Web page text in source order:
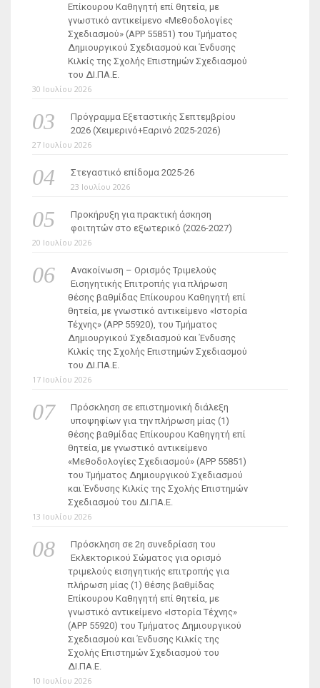
Επίκουρου Καθηγητή επί θητεία, με
γνωστικό αντικείμενο «Μεθοδολογίες
Σχεδιασμού» (ΑΡΡ 55851) του Τμήματος
Δημιουργικού Σχεδιασμού και Ένδυσης
Κιλκίς της Σχολής Επιστημών Σχεδιασμού
του ΔΙ.ΠΑ.Ε.
30 Ιουλίου 2026
Πρόγραμμα Εξεταστικής Σεπτεμβρίου
2026 (Χειμερινό+Εαρινό 2025-2026)
27 Ιουλίου 2026
Στεγαστικό επίδομα 2025-26
23 Ιουλίου 2026
Προκήρυξη για πρακτική άσκηση
φοιτητών στο εξωτερικό (2026-2027)
20 Ιουλίου 2026
Ανακοίνωση – Ορισμός Τριμελούς
Εισηγητικής Επιτροπής για πλήρωση
θέσης βαθμίδας Επίκουρου Καθηγητή επί
θητεία, με γνωστικό αντικείμενο «Ιστορία
Τέχνης» (ΑΡΡ 55920), του Τμήματος
Δημιουργικού Σχεδιασμού και Ένδυσης
Κιλκίς της Σχολής Επιστημών Σχεδιασμού
του ΔΙ.ΠΑ.Ε.
17 Ιουλίου 2026
Πρόσκληση σε επιστημονική διάλεξη
υποψηφίων για την πλήρωση μίας (1)
θέσης βαθμίδας Επίκουρου Καθηγητή επί
θητεία, με γνωστικό αντικείμενο
«Μεθοδολογίες Σχεδιασμού» (ΑΡΡ 55851)
του Τμήματος Δημιουργικού Σχεδιασμού
και Ένδυσης Κιλκίς της Σχολής Επιστημών
Σχεδιασμού του ΔΙ.ΠΑ.Ε.
13 Ιουλίου 2026
Πρόσκληση σε 2η συνεδρίαση του
Εκλεκτορικού Σώματος για ορισμό
τριμελούς εισηγητικής επιτροπής για
πλήρωση μίας (1) θέσης βαθμίδας
Επίκουρου Καθηγητή επί θητεία, με
γνωστικό αντικείμενο «Ιστορία Τέχνης»
(ΑΡΡ 55920) του Τμήματος Δημιουργικού
Σχεδιασμού και Ένδυσης Κιλκίς της
Σχολής Επιστημών Σχεδιασμού του
ΔΙ.ΠΑ.Ε.
10 Ιουλίου 2026